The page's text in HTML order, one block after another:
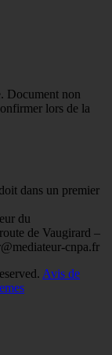
Document non
lors de la
dans un premier
du
de Vaugirard –
cnpa.fr
Avis de